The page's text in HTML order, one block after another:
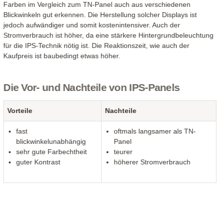
Farben im Vergleich zum TN-Panel auch aus verschiedenen
Blickwinkeln gut erkennen. Die Herstellung solcher Displays ist
jedoch aufwändiger und somit kostenintensiver. Auch der
Stromverbrauch ist höher, da eine stärkere Hintergrundbeleuchtung
für die IPS-Technik nötig ist. Die Reaktionszeit, wie auch der
Kaufpreis ist baubedingt etwas höher.
Die Vor- und Nachteile von IPS-Panels
Vorteile Nachteile
fast
blickwinkelunabhängig
sehr gute Farbechtheit
guter Kontrast
oftmals langsamer als TN-
Panel
teurer
höherer Stromverbrauch